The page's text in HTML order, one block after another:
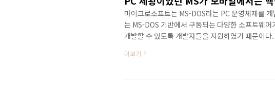
마이크로소프트는 MS-DOS라는 PC 운영체제를
는 MS-DOS 기반에서 구동되는 다양한 소프트웨
개발할 수 있도록 개발자들을 지원하였기 때문이
수 있었다.(자세한 내용은 에 소개되어 있음) 하지
에서 안드로이드 앱이 100만개를 넘어섰다고 공
더보기